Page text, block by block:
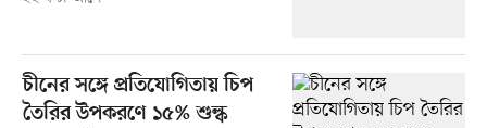
চীনের সঙ্গে প্রতিযোগিতায় চিপ
তৈরির উপকরণে ১৫% শুল্ক